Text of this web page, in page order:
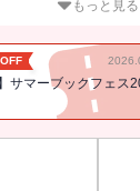
業後の進路につい
もっと見る
サマーブックフェス